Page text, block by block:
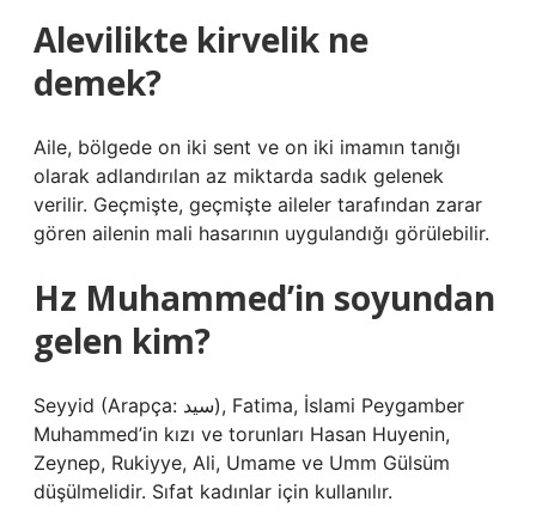
Alevilikte kirvelik ne
demek?
Aile, bölgede on iki sent ve on iki imamın tanığı
olarak adlandırılan az miktarda sadık gelenek
verilir. Geçmişte, geçmişte aileler tarafından zarar
gören ailenin mali hasarının uygulandığı görülebilir.
Hz Muhammed’in soyundan
gelen kim?
Seyyid (Arapça: سيد), Fatima, İslami Peygamber
Muhammed’in kızı ve torunları Hasan Huyenin,
Zeynep, Rukiyye, Ali, Umame ve Umm Gülsüm
düşülmelidir. Sıfat kadınlar için kullanılır.